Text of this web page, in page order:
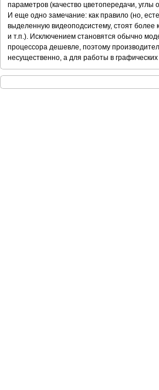
параметров (качество цветопередачи, углы
И еще одно замечание: как правило (но,
выделенную видеоподсистему, стоят более
и т.п.). Исключением становятся обычно
процессора дешевле, поэтому
несущественно, а для работы в